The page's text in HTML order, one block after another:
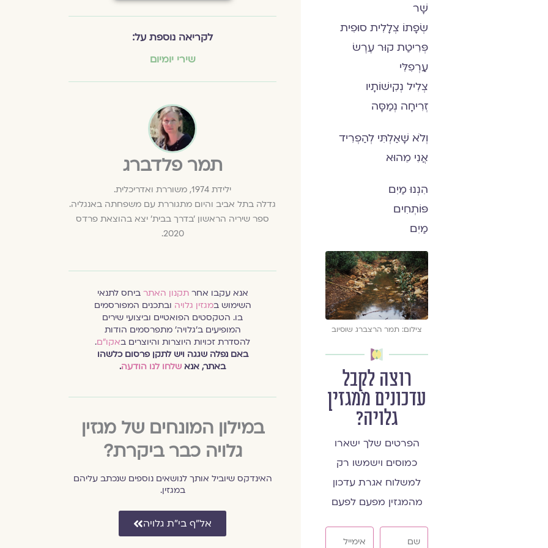
שָׁר
שְׂפָתוֹ צְלָלִית סוּפִית
פְּרִיטַת קוּר עֶרֶשׂ
עַרְפִלִּי
צְלִיל נְקִישׁוֹתָיו
זְרִיחָה נְמַסָּה
וְלֹא שָׁאַלְתִּי לְהַפְרִיד
אֲנִי מֵהוּא
הִנְנוּ מַיִם
פּוֹתְחִים
מַיִם
צילום: תמר הרצברג שוסיוב
רוצה לקבל
עדכונים ממגזין
גלויה?
הפרטים שלך ישארו
כמוסים וישמשו רק
למשלוח אגרת עדכון
מהמגזין מפעם לפעם
לקריאה נוספת על:
שירי יומיום
תמר פלדברג
ילידת 1974, משוררת ואדריכלית.
גדלה בתל אביב והיום מתגוררת עם משפחתה באנגליה.
ספר שיריה הראשון 'בדרך בבית' יצא בהוצאת פרדס
2020.
אנא עקבו אחרתקנון האתר ביחס לתנאי
השימוש במגזין גלויה ובתכנים המפורסמים
בו. הטקסטים הפואטיים וביצועי שירים
המופיעים ב׳גלויה׳ מתפרסמים הודות
להסדרת זכויות היוצרות והיוצרים באקו״ם.
באם נפלה שגגה ויש לתקן פרסום כלשהו
באתר, אנא שלחו לנו הודעה.
במילון המונחים של מגזין
גלויה כבר ביקרת?
האינדקס שיוביל אותך לנושאים נוספים שנכתב עליהם
במגזין.
אל״ף בי״ת גלויה